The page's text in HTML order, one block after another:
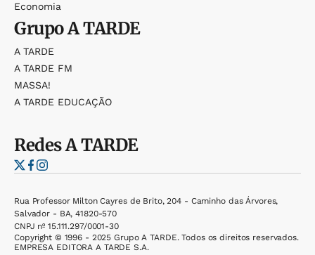
Economia
GrupoA TARDE
A TARDE
A TARDE FM
MASSA!
A TARDE EDUCAÇÃO
RedesA TARDE
Rua Professor Milton Cayres de Brito, 204 - Caminho das Árvores,
Salvador - BA, 41820-570
CNPJ nº 15.111.297/0001-30
Copyright © 1996 - 2025 Grupo A TARDE. Todos os direitos reservados.
EMPRESA EDITORA A TARDE S.A.